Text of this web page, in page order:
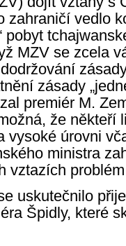
zahraničí vedlo
pobyt
MZV se zcela
zásady
premiér M.
že někteří
vysoké úrovni
ministra
vztazích
uskutečnilo
Špidly, které